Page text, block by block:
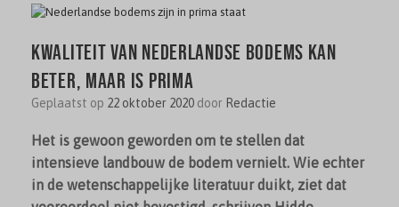
Kwaliteit van Nederlandse bodems kan
beter, maar is prima
Geplaatst op 22 oktober 2020 door Redactie
Het is gewoon geworden om te stellen dat
intensieve landbouw de bodem vernielt. Wie echter
in de wetenschappelijke literatuur duikt, ziet dat